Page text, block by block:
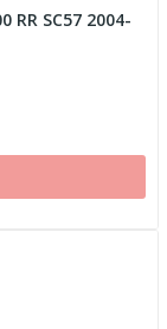
RR SC57 2004-